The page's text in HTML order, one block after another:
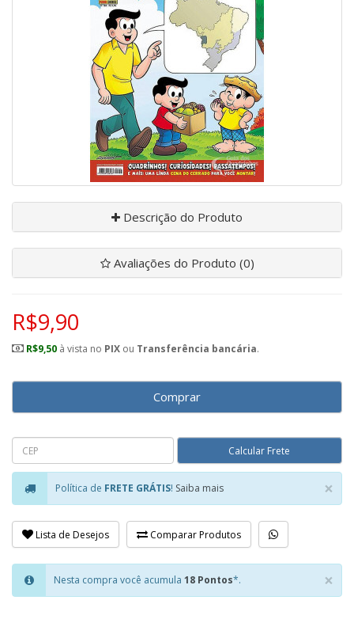
Descrição do Produto
Avaliações do Produto (0)
R$9,90
R$9,50 à vista no PIX ou Transferência bancária.
Comprar
×
Política de FRETE GRÁTIS! Saiba mais
Lista de Desejos Comparar Produtos
×
Nesta compra você acumula 18 Pontos*.